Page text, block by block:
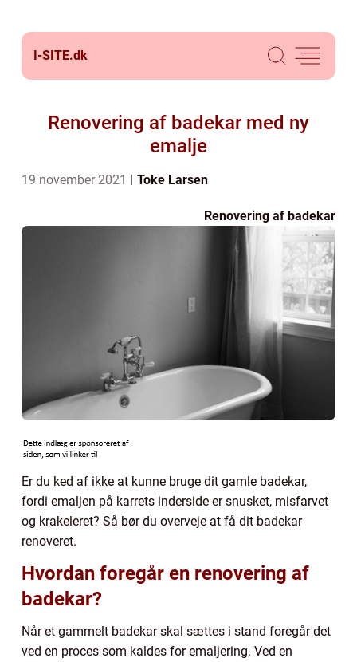
I-SITE.dk
Renovering af badekar med ny
emalje
19 november 2021 Toke Larsen
Renovering af badekar
Er du ked af ikke at kunne bruge dit gamle badekar,
fordi emaljen på karrets inderside er snusket, misfarvet
og krakeleret? Så bør du overveje at få dit badekar
renoveret.
Hvordan foregår en renovering af
badekar?
Når et gammelt badekar skal sættes i stand foregår det
ved en proces som kaldes for emaljering. Ved en